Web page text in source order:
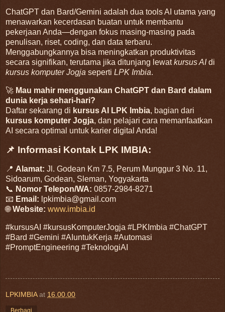
ChatGPT dan Bard/Gemini adalah dua tools AI utama yang
menawarkan kecerdasan buatan untuk membantu
pekerjaan Anda—dengan fokus masing-masing pada
penulisan, riset, coding, dan data terbaru.
Menggabungkannya bisa meningkatkan produktivitas
secara signifikan, terutama jika ditunjang lewatkursus AIdi
kursus komputer Jogja seperti LPK Imbia.
🚀 Mau mahir menggunakan ChatGPT dan Bard dalam
dunia kerja sehari-hari?
Daftar sekarang di kursus AI LPK Imbia, bagian dari
kursus komputer Jogja, dan pelajari cara memanfaatkan
AI secara optimal untuk karier digital Anda!
📌 Informasi Kontak LPK IMBIA:
📍 Alamat: Jl. Godean Km 7.5, Perum Munggur 3 No. 11,
Sidoarum, Godean, Sleman, Yogyakarta
📞 Nomor Telepon/WA: 0857-2984-8271
📧 Email: lpkimbia@gmail.com
🌐Website: www.imbia.id
#kursusAI #kursusKomputerJogja #LPKImbia #ChatGPT
#Bard #Gemini #AIuntukKerja #Automasi
#PromptEngineering #TeknologiAI
LPKIMBIA at 16.00.00